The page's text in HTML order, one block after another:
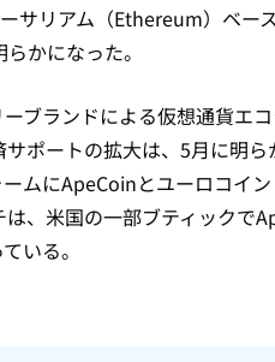
サリアム（Ethereum）ベー
かになった。
ブランドによる仮想通貨エ
ポートの拡大は、5月に明ら
ムにApeCoinとユーロコイン
、米国の一部ブティックで
いる。